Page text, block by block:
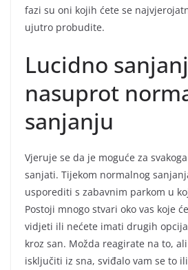
fazi su oni kojih ćete se
ujutro probudite.
Lucidno
nasuprot
sanjanju
Vjeruje se da je moguće za
sanjati. Tijekom normalnog
usporediti s zabavnim parkom u
Postoji mnogo stvari oko vas koje
vidjeti ili nećete imati drugih
kroz san. Možda reagirate na to,
isključiti iz sna, sviđalo vam se to